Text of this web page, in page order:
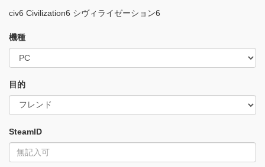
civ6 Civilization6 シヴィライゼーション6
機種
目的
SteamID